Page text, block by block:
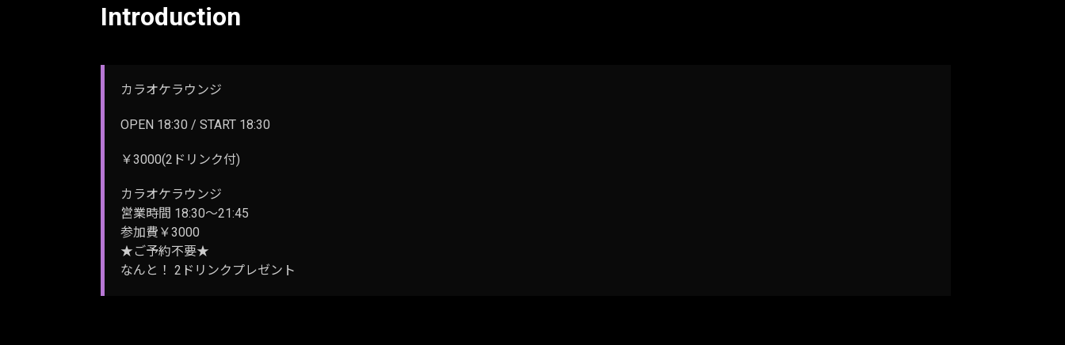
Introduction
カラオケラウンジ
OPEN 18:30 / START 18:30
￥3000(2ドリンク付)
カラオケラウンジ
営業時間 18:30～21:45
参加費￥3000
★ご予約不要★
なんと！ 2ドリンクプレゼント